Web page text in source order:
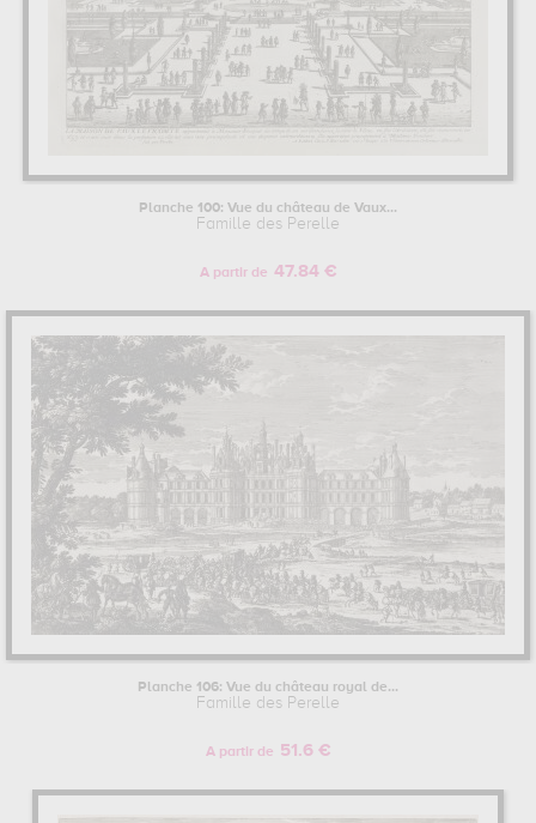
Planche 100: Vue du château de Vaux...
Famille des Perelle
A partir de 47.84 €
Planche 106: Vue du château royal de...
Famille des Perelle
A partir de 51.6 €